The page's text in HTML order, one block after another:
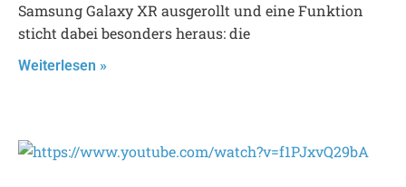
Samsung Galaxy XR ausgerollt und eine Funktion
sticht dabei besonders heraus: die
Weiterlesen »